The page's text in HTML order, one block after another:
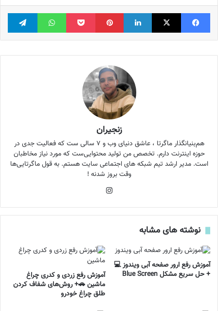
فیس بوک X لینکدین ‫پین‌ترست پاکت واتس آپ
زنجیران
هم‌بنیانگذار ماگرتا ، عاشق دنیای وب و ۷ سالی ست که فعالیت جدی در
حوزه اینترنت دارم. تخصص من تولید محتوایی‌ست که مورد نیاز مخاطبان
است. مدیر ارشد تیم شبکه های اجتماعی سایت هستم. به قول ماگرتایی‌ها
وقت بروز شدنه !
نوشته های مشابه
آموزش رفع ارور صفحه آبی ویندوز 💻
+ حل سریع مشکل Blue Screen
آموزش رفع زردی و کدری چراغ
ماشین 🚗+ روش‌های شفاف کردن
طلق چراغ خودرو